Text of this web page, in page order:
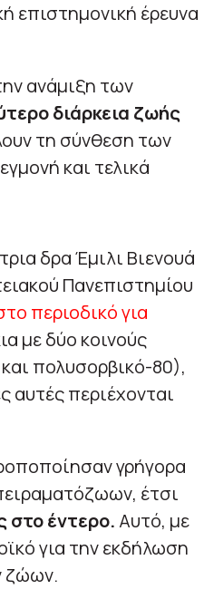
επιστημονική έρευνα
ανάμιξη των
διάρκεια ζωής
τη σύνθεση των
και τελικά
δρα Έμιλι Βιενουά
Πανεπιστημίου
περιοδικό για
με δύο κοινούς
πολυσορβικό-80),
αυτές περιέχονται
γρήγορα
έτσι
στο έντερο. Αυτό, με
για την εκδήλωση
ζώων.